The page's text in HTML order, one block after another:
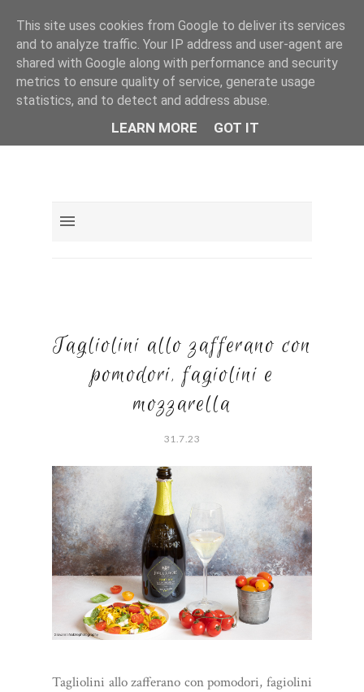
Tagliolini allo zafferano con
pomodori, fagiolini e
mozzarella
31.7.23
Tagliolini allo zafferano con pomodori, fagiolini
This site uses cookies from Google to deliver its services
and to analyze traffic. Your IP address and user-agent are
shared with Google along with performance and security
metrics to ensure quality of service, generate usage
statistics, and to detect and address abuse.
LEARN MORE GOT IT